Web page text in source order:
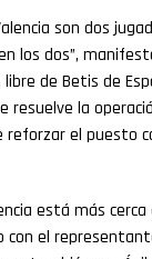
son dos
los dos”,
de Betis de
resuelve la
reforzar el puesto
está más
con el